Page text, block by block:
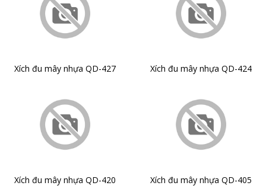
Xích đu mây nhựa QD-427 Xích đu mây nhựa QD-424
Xích đu mây nhựa QD-420 Xích đu mây nhựa QD-405